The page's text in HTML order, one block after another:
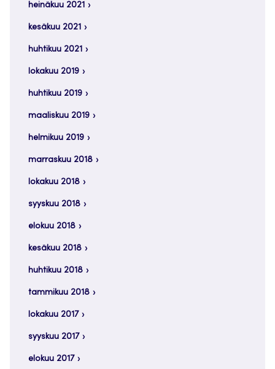
heinäkuu 2021
kesäkuu 2021
huhtikuu 2021
lokakuu 2019
huhtikuu 2019
maaliskuu 2019
helmikuu 2019
marraskuu 2018
lokakuu 2018
syyskuu 2018
elokuu 2018
kesäkuu 2018
huhtikuu 2018
tammikuu 2018
lokakuu 2017
syyskuu 2017
elokuu 2017